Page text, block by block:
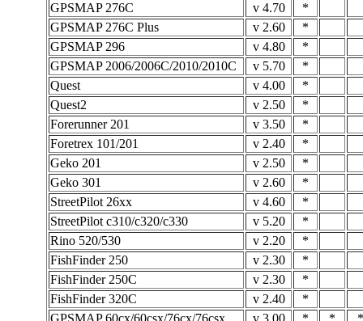
GPSMAP 276C
v 4.70
*
GPSMAP 276C Plus
v 2.60
*
GPSMAP 296
v 4.80
*
GPSMAP 2006/2006C/2010/2010C
v 5.70
*
Quest
v 4.00
*
Quest2
v 2.50
*
Forerunner 201
v 3.50
*
Foretrex 101/201
v 2.40
*
Geko 201
v 2.50
*
Geko 301
v 2.60
*
StreetPilot 26xx
v 4.60
*
StreetPilot c310/c320/c330
v 5.20
*
Rino 520/530
v 2.20
*
FishFinder 250
v 2.30
*
FishFinder 250C
v 2.30
*
FishFinder 320C
v 2.40
*
GPSMAP 60cx/60csx/76cx/76csx
v 3.00 * *
*